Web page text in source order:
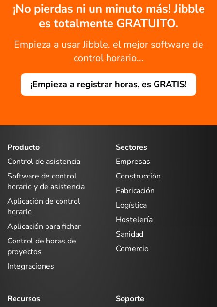
¡No pierdas ni un minuto más! Jibble
es totalmente GRATUITO.
Empieza a usar Jibble, el mejor software de
control horario...
¡Empieza a registrar horas, es GRATIS!
Producto
Control de asistencia
Software de control
horario y de asistencia
Aplicación de control
horario
Aplicación para fichar
Control de horas de
proyectos
Integraciones
Sectores
Empresas
Construcción
Fabricación
Logística
Hostelería
Sanidad
Comercio
Recursos
Soporte